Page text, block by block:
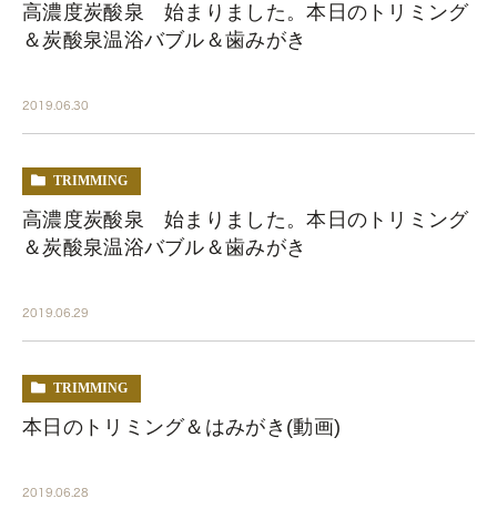
高濃度炭酸泉 始まりました。本日のトリミング
＆炭酸泉温浴バブル＆歯みがき
2019.06.30
TRIMMING
高濃度炭酸泉 始まりました。本日のトリミング
＆炭酸泉温浴バブル＆歯みがき
2019.06.29
TRIMMING
本日のトリミング＆はみがき(動画)
2019.06.28